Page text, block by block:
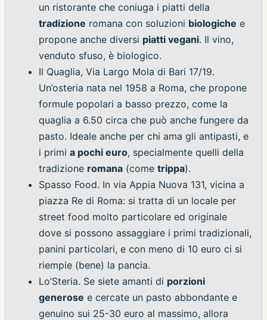
un ristorante che coniuga i piatti della
tradizione romana con soluzioni biologiche e
propone anche diversi piatti vegani. Il vino,
venduto sfuso, è biologico.
Il Quaglia, Via Largo Mola di Bari 17/19.
Un’osteria nata nel 1958 a Roma, che propone
formule popolari a basso prezzo, come la
quaglia a 6.50 circa che può anche fungere da
pasto. Ideale anche per chi ama gli antipasti, e
i primi a pochi euro, specialmente quelli della
tradizione romana (come trippa).
Spasso Food. In via Appia Nuova 131, vicina a
piazza Re di Roma: si tratta di un locale per
street food molto particolare ed originale
dove si possono assaggiare i primi tradizionali,
panini particolari, e con meno di 10 euro ci si
riempie (bene) la pancia.
Lo’Steria. Se siete amanti di porzioni
generose e cercate un pasto abbondante e
genuino sui 25-30 euro al massimo, allora